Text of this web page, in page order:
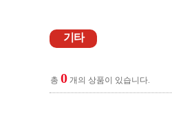
기타
총 0 개의 상품이 있습니다.